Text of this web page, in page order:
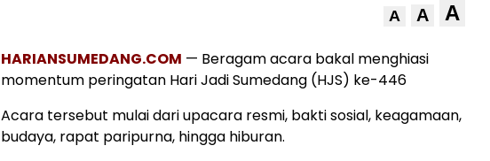
A A A
HARIANSUMEDANG.COM — Beragam acara bakal menghiasi
momentum peringatan Hari Jadi Sumedang (HJS) ke-446
Acara tersebut mulai dari upacara resmi, bakti sosial, keagamaan,
budaya, rapat paripurna, hingga hiburan.